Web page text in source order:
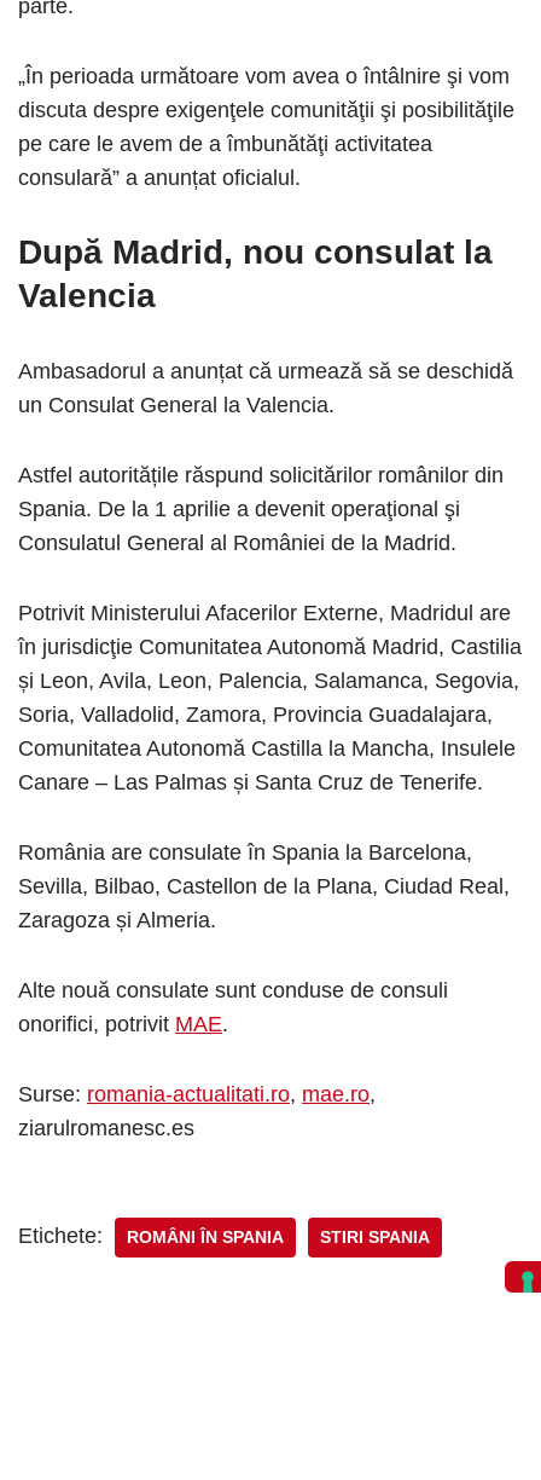
parte.
„În perioada următoare vom avea o întâlnire şi vom
discuta despre exigenţele comunităţii şi posibilităţile
pe care le avem de a îmbunătăţi activitatea
consulară” a anunțat oficialul.
După Madrid, nou consulat la
Valencia
Ambasadorul a anunțat că urmează să se deschidă
un Consulat General la Valencia.
Astfel autoritățile răspund solicitărilor românilor din
Spania. De la 1 aprilie a devenit operaţional şi
Consulatul General al României de la Madrid.
Potrivit Ministerului Afacerilor Externe, Madridul are
în jurisdicţie Comunitatea Autonomă Madrid, Castilia
și Leon, Avila, Leon, Palencia, Salamanca, Segovia,
Soria, Valladolid, Zamora, Provincia Guadalajara,
Comunitatea Autonomă Castilla la Mancha, Insulele
Canare – Las Palmas și Santa Cruz de Tenerife.
România are consulate în Spania la Barcelona,
Sevilla, Bilbao, Castellon de la Plana, Ciudad Real,
Zaragoza și Almeria.
Alte nouă consulate sunt conduse de consuli
onorifici, potrivit MAE.
Surse: romania-actualitati.ro, mae.ro,
ziarulromanesc.es
Etichete: ROMÂNI ÎN SPANIA STIRI SPANIA